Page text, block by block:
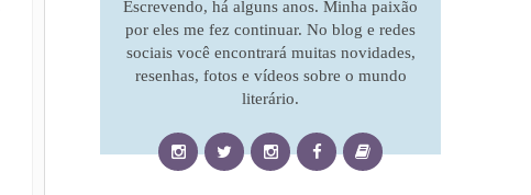
Escrevendo, há alguns anos. Minha paixão
por eles me fez continuar. No blog e redes
sociais você encontrará muitas novidades,
resenhas, fotos e vídeos sobre o mundo
literário.